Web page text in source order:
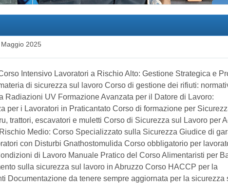
2025
Intensivo Lavoratori a Rischio Alto: Gestione Strategica e
di sicurezza sul lavoro Corso di gestione dei rifiuti:
UV Formazione Avanzata per il Datore di Lavoro:
per i Lavoratori in Praticantato Corso di formazione per
trattori, escavatori e muletti Corso di Sicurezza sul Lavoro per
Medio: Corso Specializzato sulla Sicurezza Giudice di
con Disturbi Gnathostomulida Corso obbligatorio per
di Lavoro Manuale Pratico del Corso Alimentaristi per
sulla sicurezza sul lavoro in Abruzzo Corso HACCP per la
Documentazione da tenere sempre aggiornata per la sicurezza